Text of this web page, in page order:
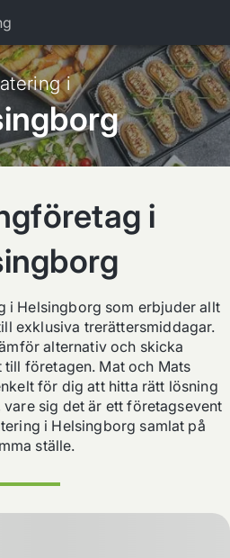
i
i
i Helsingborg som erbjuder allt
exklusiva trerättersmiddagar.
alternativ och skicka
företagen. Mat och Mats
för dig att hitta rätt lösning
sig det är ett företagsevent
i Helsingborg samlat på
ställe.